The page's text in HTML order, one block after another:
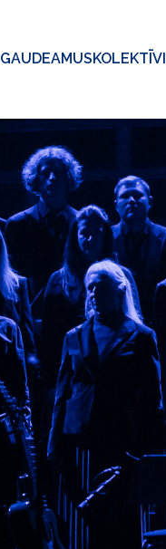
GAUDEAMUSKOLEKTĪVI